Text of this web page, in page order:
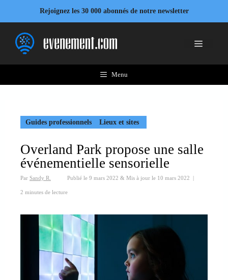
contenu
Rejoignez les 30 000 abonnés de notre newsletter
Menu
Menu
Guides professionnels Lieux et sites
Overland Park propose une salle
événementielle sensorielle
Par Sandy R. Publié le 9 mars 2022 & Mis à jour le 10 mars 2022 |
2 minutes de lecture